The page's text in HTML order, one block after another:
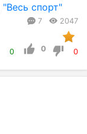
"Весь спорт"
7 2047
0 0 0